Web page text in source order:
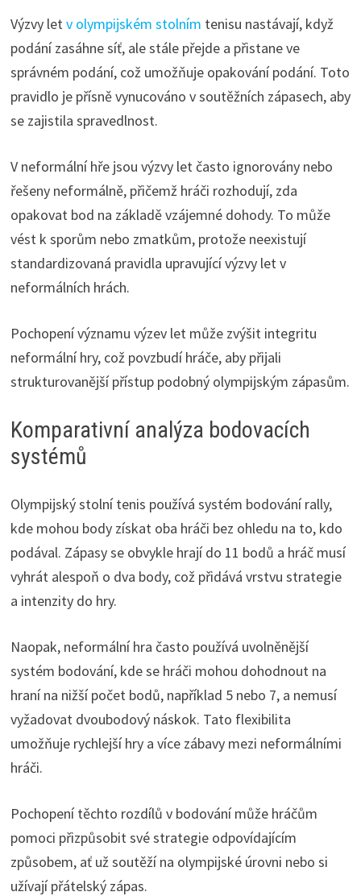
Výzvy letv olympijském stolním tenisu nastávají, když
podání zasáhne síť, ale stále přejde a přistane ve
správném podání, což umožňuje opakování podání. Toto
pravidlo je přísně vynucováno v soutěžních zápasech, aby
se zajistila spravedlnost.
V neformální hře jsou výzvy let často ignorovány nebo
řešeny neformálně, přičemž hráči rozhodují, zda
opakovat bod na základě vzájemné dohody. To může
vést k sporům nebo zmatkům, protože neexistují
standardizovaná pravidla upravující výzvy let v
neformálních hrách.
Pochopení významu výzev let může zvýšit integritu
neformální hry, což povzbudí hráče, aby přijali
strukturovanější přístup podobný olympijským zápasům.
Komparativní analýza bodovacích
systémů
Olympijský stolní tenis používá systém bodování rally,
kde mohou body získat oba hráči bez ohledu na to, kdo
podával. Zápasy se obvykle hrají do 11 bodů a hráč musí
vyhrát alespoň o dva body, což přidává vrstvu strategie
a intenzity do hry.
Naopak, neformální hra často používá uvolněnější
systém bodování, kde se hráči mohou dohodnout na
hraní na nižší počet bodů, například 5 nebo 7, a nemusí
vyžadovat dvoubodový náskok. Tato flexibilita
umožňuje rychlejší hry a více zábavy mezi neformálními
hráči.
Pochopení těchto rozdílů v bodování může hráčům
pomoci přizpůsobit své strategie odpovídajícím
způsobem, ať už soutěží na olympijské úrovni nebo si
užívají přátelský zápas.